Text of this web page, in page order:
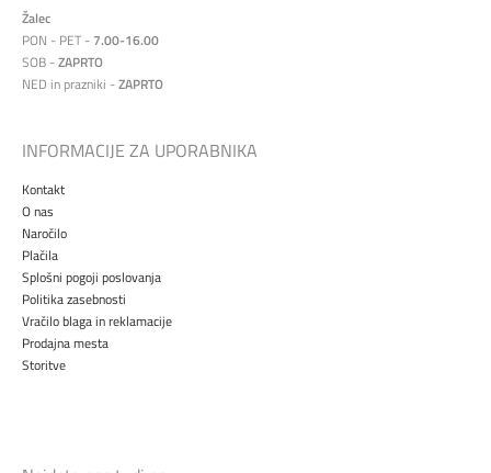
Žalec
PON - PET - 7.00-16.00
SOB -ZAPRTO
NED in prazniki -ZAPRTO
INFORMACIJE ZA UPORABNIKA
Kontakt
O nas
Naročilo
Plačila
Splošni pogoji poslovanja
Politika zasebnosti
Vračilo blaga in reklamacije
Prodajna mesta
Storitve